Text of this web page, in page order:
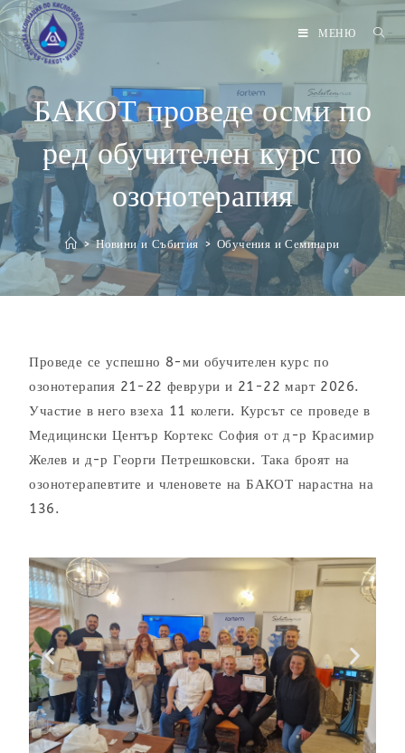
МЕНЮ
БАКОТ проведе осми по
ред обучителен курс по
озонотерапия
> Новини и Събития > Обучения и Семинари
Проведе се успешно 8-ми обучителен курс по
озонотерапия 21-22 феврури и 21-22 март 2026.
Участие в него взеха 11 колеги. Курсът се проведе в
Медицински Център Кортекс София от д-р Красимир
Желев и д-р Георги Петрешковски. Така броят на
озонотерапевтите и членовете на БАКОТ нарастна на
136.